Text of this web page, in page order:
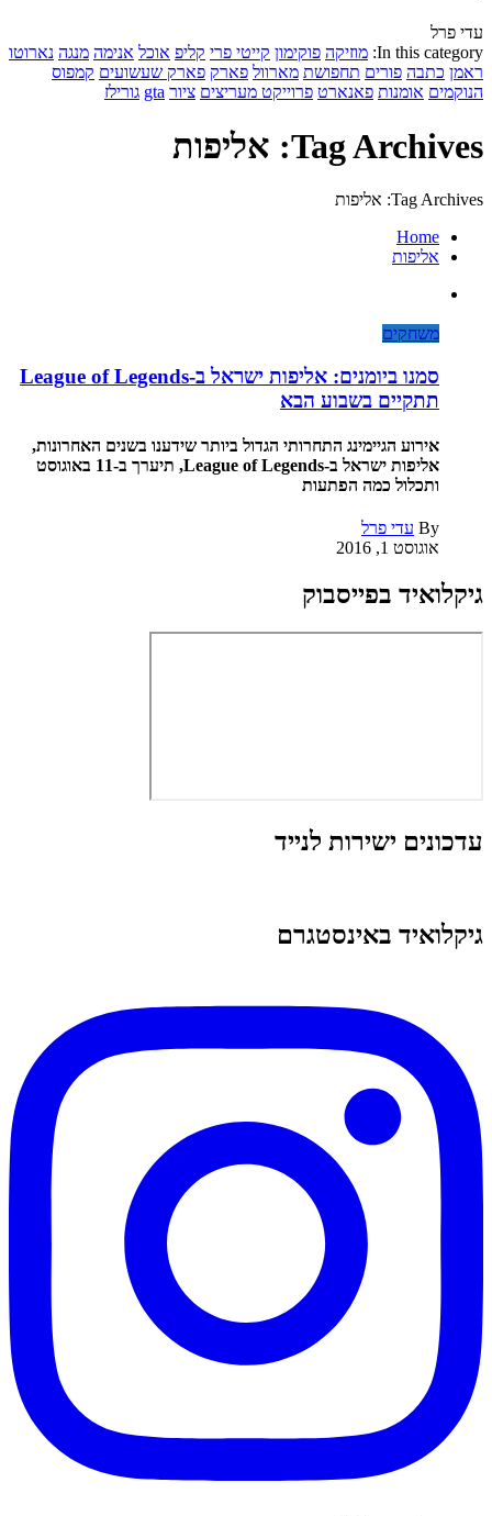
עדי פרל
In this category: מוזיקה פוקימון קייטי פרי קליפ אוכל אנימה מנגה נארוטו
ראמן כתבה פורים תחפושת מארוול פארק פארק שעשועים קמפוס
הנוקמים אומנות פאנארט פרוייקט מעריצים ציור gta גורילז
Tag Archives: אליפות
Tag Archives: אליפות
Home
אליפות
משחקים
סמנו ביומנים: אליפות ישראל ב-League of Legends
תתקיים בשבוע הבא
אירוע הגיימינג התחרותי הגדול ביותר שידענו בשנים האחרונות,
אליפות ישראל ב-League of Legends, תיערך ב-11 באוגוסט
ותכלול כמה הפתעות
By עדי פרל
אוגוסט 1, 2016
גיקלואיד בפייסבוק
עדכונים ישירות לנייד
גיקלואיד באינסטגרם